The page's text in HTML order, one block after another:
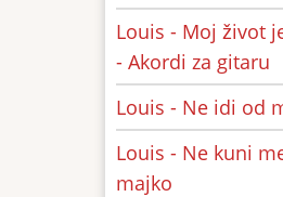
Louis - Moj život
- Akordi za gitaru
Louis - Ne idi od
Louis - Ne kuni
majko